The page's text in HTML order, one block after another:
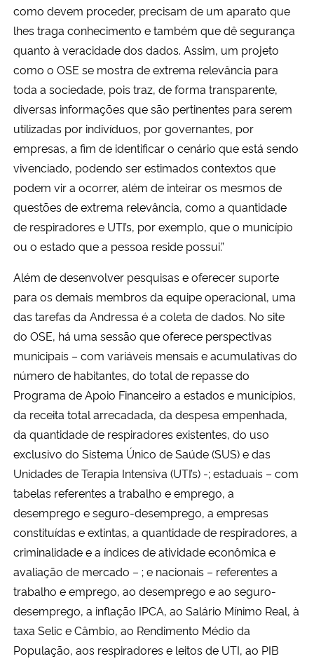
como devem proceder, precisam de um aparato que
lhes traga conhecimento e também que dê segurança
quanto à veracidade dos dados. Assim, um projeto
como o OSE se mostra de extrema relevância para
toda a sociedade, pois traz, de forma transparente,
diversas informações que são pertinentes para serem
utilizadas por indivíduos, por governantes, por
empresas, a fim de identificar o cenário que está sendo
vivenciado, podendo ser estimados contextos que
podem vir a ocorrer, além de inteirar os mesmos de
questões de extrema relevância, como a quantidade
de respiradores e UTI’s, por exemplo, que o município
ou o estado que a pessoa reside possui.”
Além de desenvolver pesquisas e oferecer suporte
para os demais membros da equipe operacional, uma
das tarefas da Andressa é a coleta de dados. No site
do OSE, há uma sessão que oferece perspectivas
municipais – com variáveis mensais e acumulativas do
número de habitantes, do total de repasse do
Programa de Apoio Financeiro a estados e municípios,
da receita total arrecadada, da despesa empenhada,
da quantidade de respiradores existentes, do uso
exclusivo do Sistema Único de Saúde (SUS) e das
Unidades de Terapia Intensiva (UTI’s) -; estaduais – com
tabelas referentes a trabalho e emprego, a
desemprego e seguro-desemprego, a empresas
constituídas e extintas, a quantidade de respiradores, a
criminalidade e a índices de atividade econômica e
avaliação de mercado – ; e nacionais – referentes a
trabalho e emprego, ao desemprego e ao seguro-
desemprego, a inflação IPCA, ao Salário Mínimo Real, à
taxa Selic e Câmbio, ao Rendimento Médio da
População, aos respiradores e leitos de UTI, ao PIB